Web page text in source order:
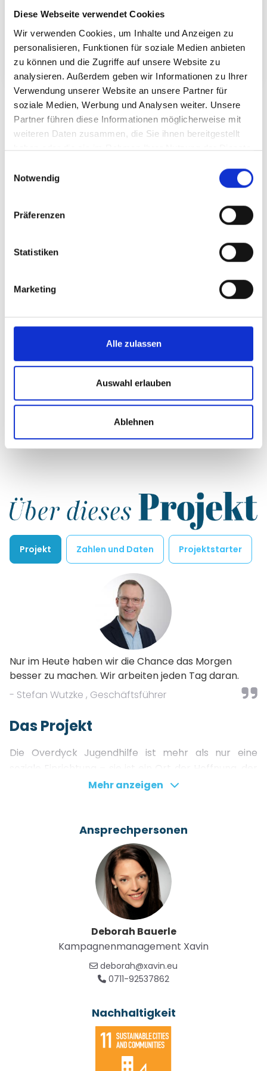
Diese Webseite verwendet Cookies
Wir verwenden Cookies, um Inhalte und Anzeigen zu
personalisieren, Funktionen für soziale Medien anbieten
zu können und die Zugriffe auf unsere Website zu
analysieren. Außerdem geben wir Informationen zu Ihrer
Verwendung unserer Website an unsere Partner für
soziale Medien, Werbung und Analysen weiter. Unsere
Partner führen diese Informationen möglicherweise mit
weiteren Daten zusammen, die Sie ihnen bereitgestellt
haben oder die sie im Rahmen Ihrer Nutzung der Dienste
Notwendig
Präferenzen
Statistiken
Marketing
Alle zulassen
Auswahl erlauben
Ablehnen
Angenommenes Auszahlungsdatum des Darlehns ist der
01.12.2024. Hier handelt es sich lediglich um eine
Modellrechnung. Diese stellt kein verbindliches Angebot dar.
Letzte Investitionen
Anonym
1.700 €
Anonymaus Hamburg 3.000 €
vor 1 Jahr
100 €
Anonymaus Nordrhein-Westfalen 3.000 €
vor 1 Jahr
Anonymaus Nordrhein-Westfalen 2.000 €
Alle Investments anzeigen
Projekt Zahlen und Daten Projektstarter
Nur im Heute haben wir die Chance das Morgen
besser zu machen. Wir arbeiten jeden Tag daran.
- Stefan Wutzke , Geschäftsführer
Das Projekt
Die Overdyck Jugendhilfe ist mehr als nur eine
soziale Einrichtung – sie ist ein Ort der Hoffnung, der
Zukunft und des Wachstums für Kinder, Jugendliche
Menschen, die Unterstützung im Bereich der
Erziehung und Betreuung benötigen. An über 25
Standorten bietet sie ein sicheres Zuhause und
professionelle Begleitung. Dazu gehören
Wohngruppen, in welchen junge Menschen auf ihrem
Weg in ein selbstbestimmtes Leben unterstützt
werden – durch individuelle Betreuung, auf ihre
Bedürfnisse abgestimmte Förderung und wertvolle
soziale Unterstützung.
Die Overdyck Jugendhilfe bietet nicht nur einen
um gleichzeitig Jugendlichen, Familien und der
Umwelt zu helfen. Mit dem Vorhaben, zwei ihrer
bestehenden Wohngruppen mit
Photovoltaikanlagen auszustatten, setzt der soziale
Mehr anzeigen
Ansprechpersonen
Deborah Bauerle
Kampagnenmanagement Xavin
deborah@xavin.eu
0711-92537862
Nachhaltigkeit